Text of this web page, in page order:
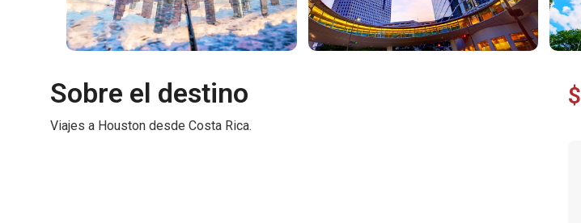
Sobre el destino
Viajes a Houston desde Costa Rica.
$